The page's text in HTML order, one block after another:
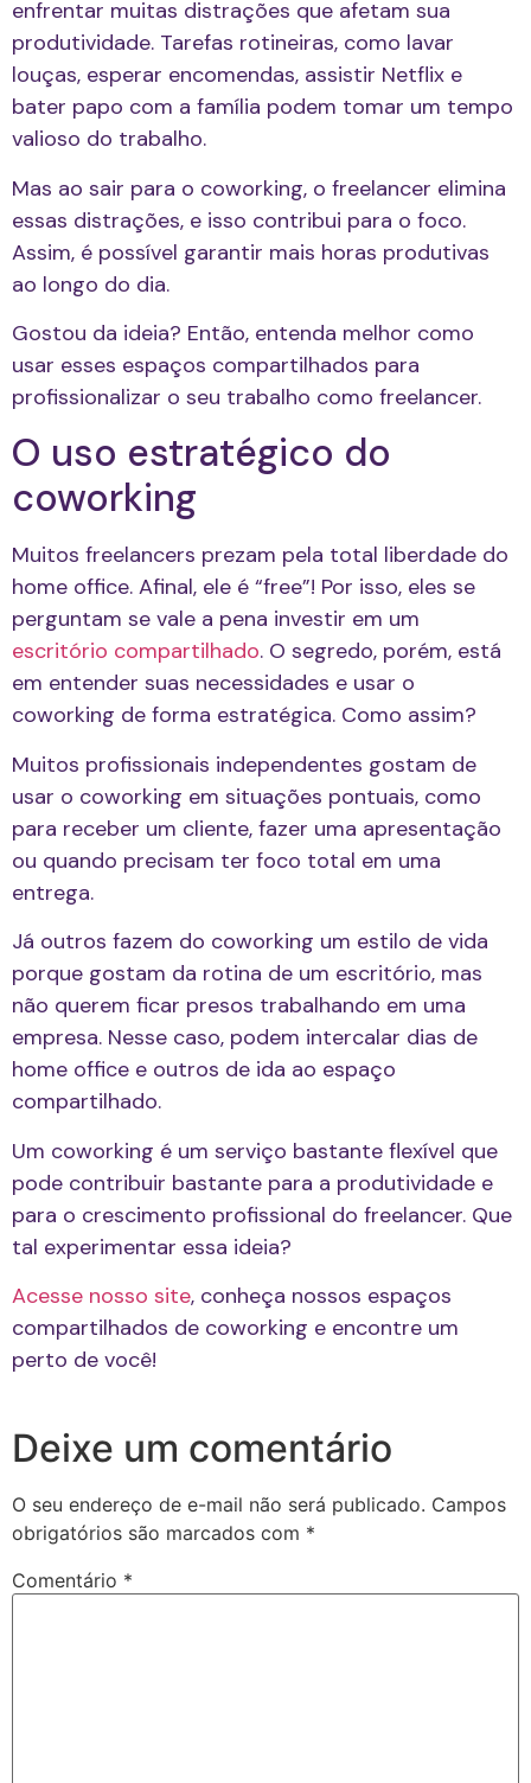
enfrentar muitas distrações que afetam sua
produtividade. Tarefas rotineiras, como lavar
louças, esperar encomendas, assistir Netflix e
bater papo com a família podem tomar um tempo
valioso do trabalho.
Mas ao sair para o coworking, o freelancer elimina
essas distrações, e isso contribui para o foco.
Assim, é possível garantir mais horas produtivas
ao longo do dia.
Gostou da ideia? Então, entenda melhor como
usar esses espaços compartilhados para
profissionalizar o seu trabalho como freelancer.
O uso estratégico do
coworking
Muitos freelancers prezam pela total liberdade do
home office. Afinal, ele é “free”! Por isso, eles se
perguntam se vale a pena investir em um
escritório compartilhado. O segredo, porém, está
em entender suas necessidades e usar o
coworking de forma estratégica. Como assim?
Muitos profissionais independentes gostam de
usar o coworking em situações pontuais, como
para receber um cliente, fazer uma apresentação
ou quando precisam ter foco total em uma
entrega.
Já outros fazem do coworking um estilo de vida
porque gostam da rotina de um escritório, mas
não querem ficar presos trabalhando em uma
empresa. Nesse caso, podem intercalar dias de
home office e outros de ida ao espaço
compartilhado.
Um coworking é um serviço bastante flexível que
pode contribuir bastante para a produtividade e
para o crescimento profissional do freelancer. Que
tal experimentar essa ideia?
Acesse nosso site, conheça nossos espaços
compartilhados de coworking e encontre um
perto de você!
Deixe um comentário
O seu endereço de e-mail não será publicado. Campos
obrigatórios são marcados com *
Comentário *